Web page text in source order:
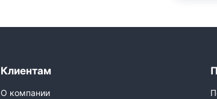
Клиентам
О компании